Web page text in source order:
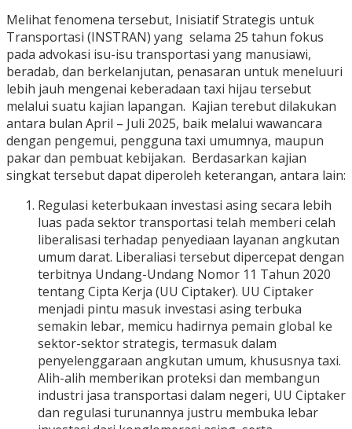
Melihat fenomena tersebut, Inisiatif Strategis untuk
Transportasi (INSTRAN) yang selama 25 tahun fokus
pada advokasi isu-isu transportasi yang manusiawi,
beradab, dan berkelanjutan, penasaran untuk meneluuri
lebih jauh mengenai keberadaan taxi hijau tersebut
melalui suatu kajian lapangan. Kajian terebut dilakukan
antara bulan April – Juli 2025, baik melalui wawancara
dengan pengemui, pengguna taxi umumnya, maupun
pakar dan pembuat kebijakan. Berdasarkan kajian
singkat tersebut dapat diperoleh keterangan, antara lain:
Regulasi keterbukaan investasi asing secara lebih
luas pada sektor transportasi telah memberi celah
liberalisasi terhadap penyediaan layanan angkutan
umum darat. Liberaliasi tersebut dipercepat dengan
terbitnya Undang-Undang Nomor 11 Tahun 2020
tentang Cipta Kerja (UU Ciptaker). UU Ciptaker
menjadi pintu masuk investasi asing terbuka
semakin lebar, memicu hadirnya pemain global ke
sektor-sektor strategis, termasuk dalam
penyelenggaraan angkutan umum, khususnya taxi.
Alih-alih memberikan proteksi dan membangun
industri jasa transportasi dalam negeri, UU Ciptaker
dan regulasi turunannya justru membuka lebar